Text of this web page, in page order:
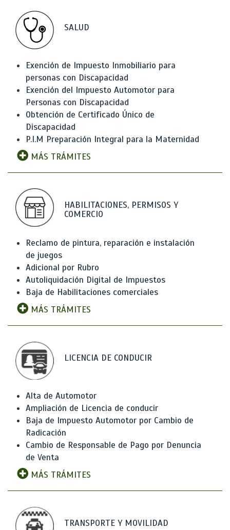
SALUD
Exención de Impuesto Inmobiliario para
personas con Discapacidad
Exención del Impuesto Automotor para
Personas con Discapacidad
Obtención de Certificado Único de
Discapacidad
P.I.M Preparación Integral para la Maternidad
MÁS TRÁMITES
HABILITACIONES, PERMISOS Y
COMERCIO
Reclamo de pintura, reparación e instalación
de juegos
Adicional por Rubro
Autoliquidación Digital de Impuestos
Baja de Habilitaciones comerciales
MÁS TRÁMITES
LICENCIA DE CONDUCIR
Alta de Automotor
Ampliación de Licencia de conducir
Baja de Impuesto Automotor por Cambio de
Radicación
Cambio de Responsable de Pago por Denuncia
de Venta
MÁS TRÁMITES
TRANSPORTE Y MOVILIDAD